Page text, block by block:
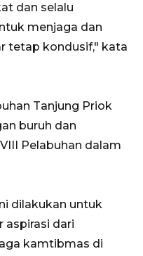
dan selalu
menjaga dan
tetap kondusif," kata
Tanjung Priok
buruh dan
Pelabuhan dalam
dilakukan untuk
aspirasi dari
kamtibmas di